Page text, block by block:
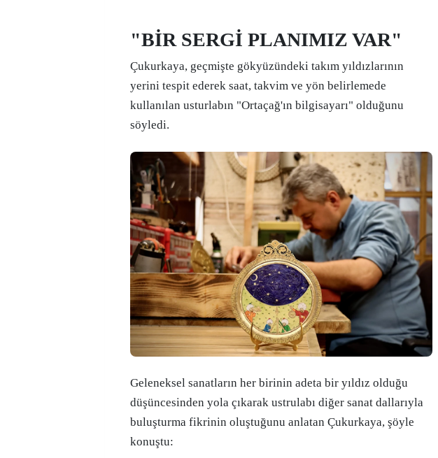
"BİR SERGİ PLANIMIZ VAR"
Çukurkaya, geçmişte gökyüzündeki takım yıldızlarının
yerini tespit ederek saat, takvim ve yön belirlemede
kullanılan usturlabın "Ortaçağ'ın bilgisayarı" olduğunu
söyledi.
Geleneksel sanatların her birinin adeta bir yıldız olduğu
düşüncesinden yola çıkarak ustrulabı diğer sanat dallarıyla
buluşturma fikrinin oluştuğunu anlatan Çukurkaya, şöyle
konuştu: